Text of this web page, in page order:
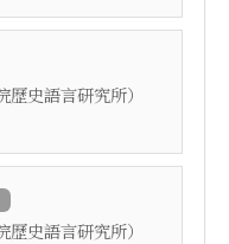
史語言研究所）
史語言研究所）